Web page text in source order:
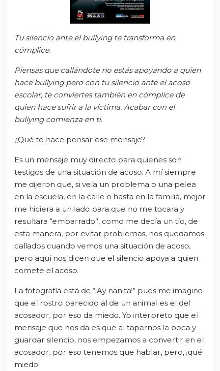
Tu silencio ante elbullyingte transforma en
cómplice.
Piensas que callándote no estás apoyando a quien
hace bullyingpero con tu silencio ante el acoso
escolar, te conviertes también en cómplice de
quien hace sufrir a la víctima. Acabar con el
bullyingcomienza en ti.
¿Qué te hace pensar ese mensaje?
Es un mensaje muy directo para quienes son
testigos de una situación de acoso. A mí siempre
me dijeron que, si veía un problema o una pelea
en la escuela, en la calle o hasta en la familia, mejor
me hiciera a un lado para que no me tocara y
resultara “embarrado”, como me decía un tío, de
esta manera, por evitar problemas, nos quedamos
callados cuando vemos una situación de acoso,
pero aquí nos dicen que el silencio apoya a quien
comete el acoso.
La fotografía está de “¡Ay nanita!” pues me imagino
que el rostro parecido al de un animal es el del
acosador, por eso da miedo. Yo interpreto que el
mensaje que nos da es que al taparnos la boca y
guardar silencio, nos empezamos a convertir en el
acosador, por eso tenemos que hablar, pero, ¡qué
miedo!